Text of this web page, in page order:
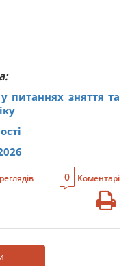
питаннях зняття та
0 Коментарі